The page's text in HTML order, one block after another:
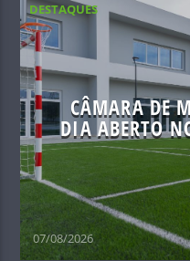
DESTAQUES
CÂMARA DE
DIA ABERTO
07/08/2026